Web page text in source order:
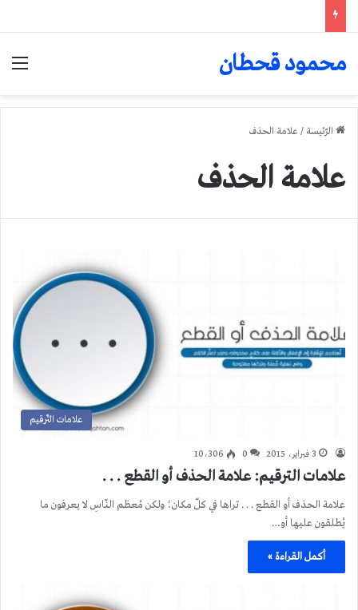
محمود قحطان
الرّئيسة / علامة الحذف
علامة الحذف
علامات التّرقيم
3 فبراير، 2015 0 10٬306
علامات الترقيم: علامة الحذف أو القطع . . .
علامة الحذف أو القطع . . . تراها في كلّ مكان؛ ولكن مُعظم النّاسِ لا يعرفون ما
يُطلقون عليها أو…
أكمل القراءة »